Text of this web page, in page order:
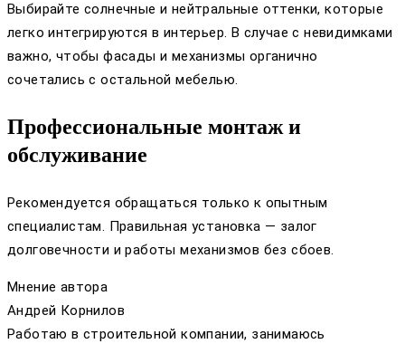
Выбирайте солнечные и нейтральные оттенки, которые
легко интегрируются в интерьер. В случае с невидимками
важно, чтобы фасады и механизмы органично
сочетались с остальной мебелью.
Профессиональные монтаж и
обслуживание
Рекомендуется обращаться только к опытным
специалистам. Правильная установка — залог
долговечности и работы механизмов без сбоев.
Мнение автора
Андрей Корнилов
Работаю в строительной компании, занимаюсь